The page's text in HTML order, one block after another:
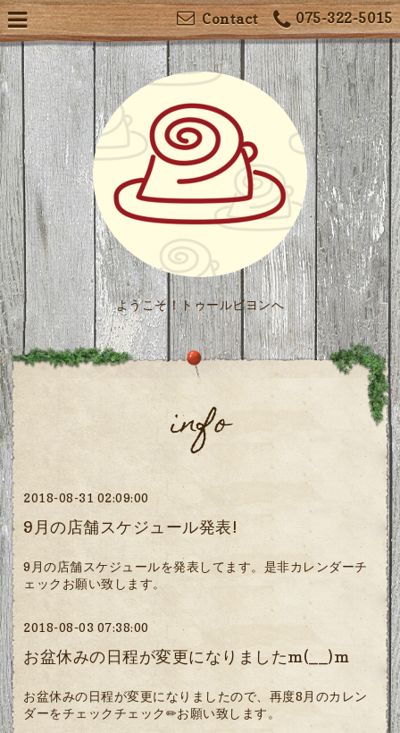
075-322-5015
Contact
ようこそ！トゥールビヨンへ
info
2018-08-31 02:09:00
9月の店舗スケジュール発表!
9月の店舗スケジュールを発表してます。是非カレンダーチ
ェックお願い致します。
2018-08-03 07:38:00
お盆休みの日程が変更になりましたm(__)m
お盆休みの日程が変更になりましたので、再度8月のカレン
ダーをチェックチェック✏お願い致します。